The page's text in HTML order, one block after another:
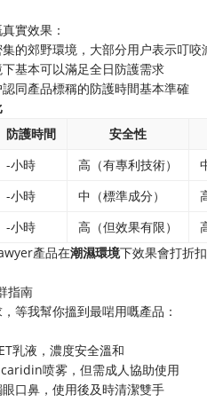
實效果：
集的郊野環境，大部分用户表示叮咬
下基本可以滿足全日防護需求
同產品標稱的防護時間基本準確
防護時間 安全性
-小時 高（有專利技術）
-小時 中（標準成分）
-小時 高（但效果有限）
產品在​​潮濕環境​下效果會打折
指南
等我幫你搵到最啱用嘅產品：
乳液，濃度安全溫和
喷雾，但需成人協助使用
眼口鼻，使用後及時清潔雙手